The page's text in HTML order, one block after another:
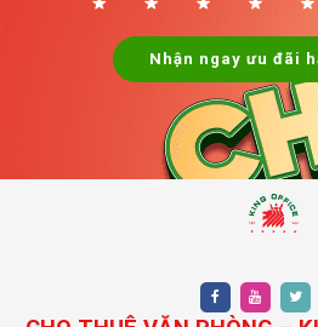
Nhận ngay ưu đãi